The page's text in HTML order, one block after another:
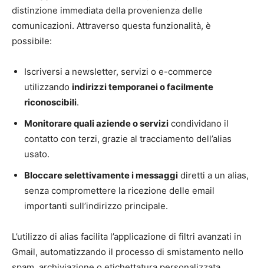
distinzione immediata della provenienza delle
comunicazioni. Attraverso questa funzionalità, è
possibile:
Iscriversi a newsletter, servizi o e-commerce
utilizzando indirizzi temporanei o facilmente
riconoscibili.
Monitorare quali aziende o servizi condividano il
contatto con terzi, grazie al tracciamento dell’alias
usato.
Bloccare selettivamente i messaggi diretti a un alias,
senza compromettere la ricezione delle email
importanti sull’indirizzo principale.
L’utilizzo di alias facilita l’applicazione di filtri avanzati in
Gmail, automatizzando il processo di smistamento nello